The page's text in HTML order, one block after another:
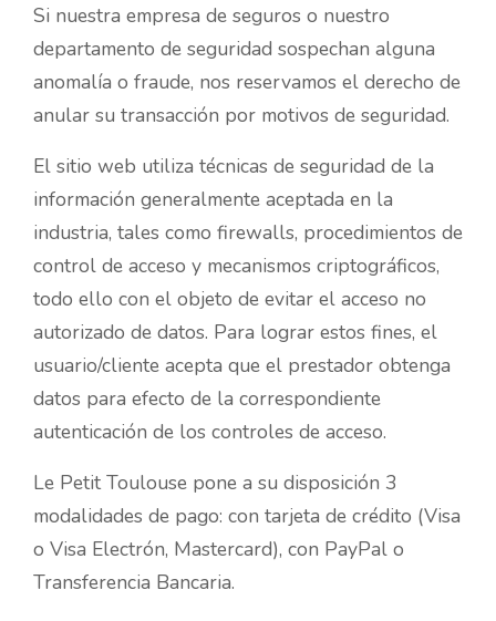
Si nuestra empresa de seguros o nuestro
departamento de seguridad sospechan alguna
anomalía o fraude, nos reservamos el derecho de
anular su transacción por motivos de seguridad.
El sitio web utiliza técnicas de seguridad de la
información generalmente aceptada en la
industria, tales como firewalls, procedimientos de
control de acceso y mecanismos criptográficos,
todo ello con el objeto de evitar el acceso no
autorizado de datos. Para lograr estos fines, el
usuario/cliente acepta que el prestador obtenga
datos para efecto de la correspondiente
autenticación de los controles de acceso.
Le Petit Toulouse pone a su disposición 3
modalidades de pago: con tarjeta de crédito (Visa
o Visa Electrón, Mastercard), con PayPal o
Transferencia Bancaria.